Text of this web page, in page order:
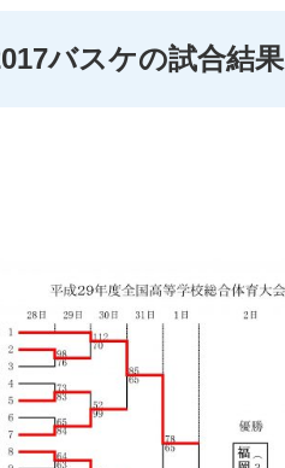
バスケの試合結果